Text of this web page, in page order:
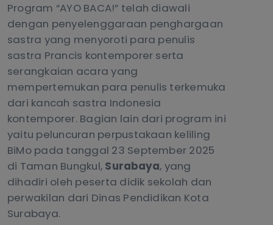
Program “AYO BACA!” telah diawali
dengan penyelenggaraan penghargaan
sastra yang menyoroti para penulis
sastra Prancis kontemporer serta
serangkaian acara yang
mempertemukan para penulis terkemuka
dari kancah sastra Indonesia
kontemporer. Bagian lain dari program ini
yaitu peluncuran perpustakaan keliling
BiMo pada tanggal 23 September 2025
di Taman Bungkul, Surabaya, yang
dihadiri oleh peserta didik sekolah dan
perwakilan dari Dinas Pendidikan Kota
Surabaya.